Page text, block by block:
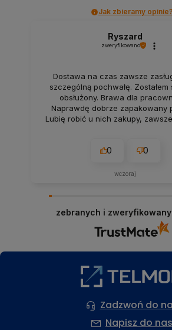
Jak zbieramy opinie?
Ryszard
zweryfikowano
Dostawa na czas zawsze
szczególną pochwałę. Zostałem
obsłużony. Brawa dla
Naprawdę dobrze zapakowany
Lubię robić u nich zakupy,
0 0
wczoraj
zebranych i
Zadzwoń do
Napisz do nas